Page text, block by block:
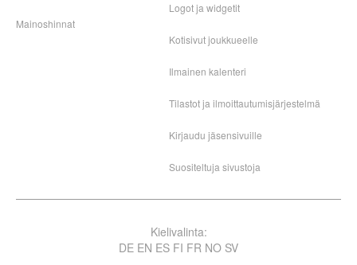
Mainoshinnat
Logot ja widgetit
Kotisivut joukkueelle
Ilmainen kalenteri
Tilastot ja ilmoittautumisjärjestelmä
Kirjaudu jäsensivuille
Suositeltuja sivustoja
Kielivalinta:
DE EN ES FI FR NO SV